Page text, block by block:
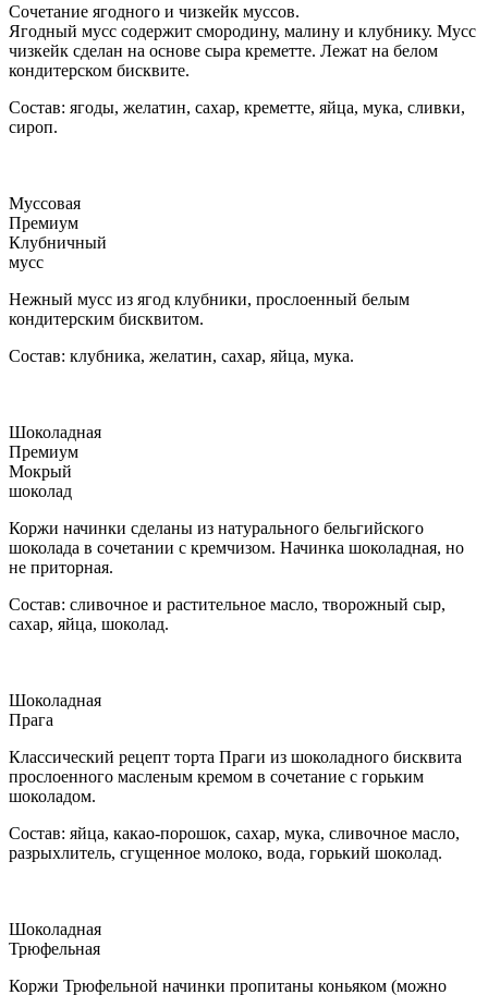
Сочетание ягодного и чизкейк муссов.
Ягодный мусс содержит смородину, малину и клубнику. Мусс
чизкейк сделан на основе сыра креметте. Лежат на белом
кондитерском бисквите.
Состав: ягоды, желатин, сахар, креметте, яйца, мука, сливки,
сироп.
Муссовая
Премиум
Клубничный
мусс
Нежный мусс из ягод клубники, прослоенный белым
кондитерским бисквитом.
Состав: клубника, желатин, сахар, яйца, мука.
Шоколадная
Премиум
Мокрый
шоколад
Коржи начинки сделаны из натурального бельгийского
шоколада в сочетании с кремчизом. Начинка шоколадная, но
не приторная.
Состав: сливочное и растительное масло, творожный сыр,
сахар, яйца, шоколад.
Шоколадная
Прага
Классический рецепт торта Праги из шоколадного бисквита
прослоенного масленым кремом в сочетание с горьким
шоколадом.
Состав: яйца, какао-порошок, сахар, мука, сливочное масло,
разрыхлитель, сгущенное молоко, вода, горький шоколад.
Шоколадная
Трюфельная
Коржи Трюфельной начинки пропитаны коньяком (можно